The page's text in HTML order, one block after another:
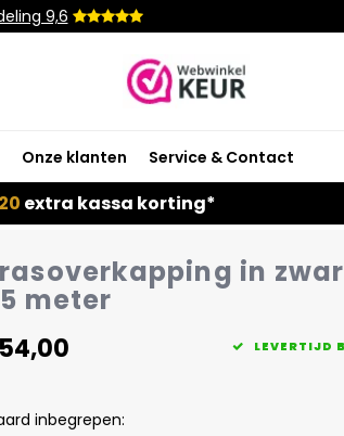
9,6
Onze klanten Service & Contact
extra kassa korting*
in
meter
LEVERTIJD
inbegrepen: